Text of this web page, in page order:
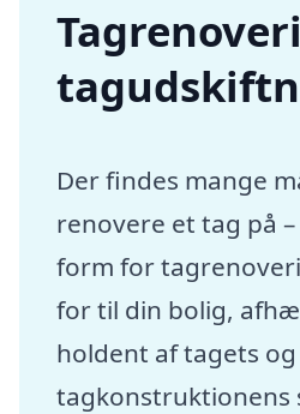
Der findes mange
renovere et tag på
form for
for til din bolig,
holdent af tagets og
tagkonstruktionens